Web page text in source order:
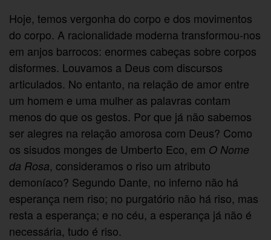
Hoje, temos vergonha do corpo e dos movimentos
do corpo. A racionalidade moderna transformou-nos
em anjos barrocos: enormes cabeças sobre corpos
disformes. Louvamos a Deus com discursos
articulados. No entanto, na relação de amor entre
um homem e uma mulher as palavras contam
menos do que os gestos. Por que já não sabemos
ser alegres na relação amorosa com Deus? Como
os sisudos monges de Umberto Eco, em O Nome
da Rosa, consideramos o riso um atributo
demoníaco? Segundo Dante, no inferno não há
esperança nem riso; no purgatório não há riso, mas
resta a esperança; e no céu, a esperança já não é
necessária, tudo é riso.